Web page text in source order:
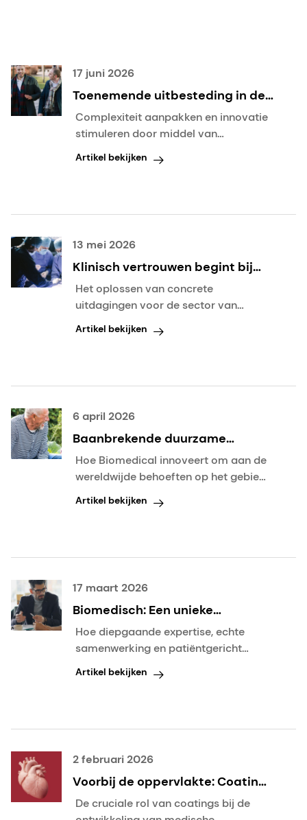
17 juni 2026
Toenemende uitbesteding in de
medische technologie: Waarom
de productie van
belangrijker is dan ooit
Complexiteit aanpakken en innovatie
stimuleren door middel van
deskundigen
Artikel bekijken
13 mei 2026
Klinisch vertrouwen begint bij
hoogwaardige materialen met
een lange traditie van prestaties
en innovatie
Het oplossen van concrete
uitdagingen voor de sector van
Artikel bekijken
6 april 2026
Baanbrekende duurzame
innovaties voor een gezondere
toekomst
Hoe Biomedical innoveert om aan de
wereldwijde behoeften op het gebied
Artikel bekijken
17 maart 2026
Biomedisch: Een unieke
strategische partner binnen het
ecosysteem van medische
hulpmiddelen
Hoe diepgaande expertise, echte
samenwerking en patiëntgericht
Artikel bekijken
2 februari 2026
Voorbij de oppervlakte: Coatings
heroverwegen als strategische
factor in innovatie van medische
De cruciale rol van coatings bij de